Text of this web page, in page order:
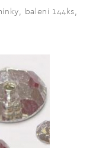
balení 144ks,